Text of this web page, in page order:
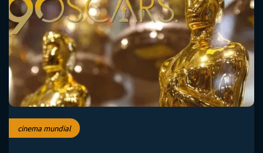
cinema mundial